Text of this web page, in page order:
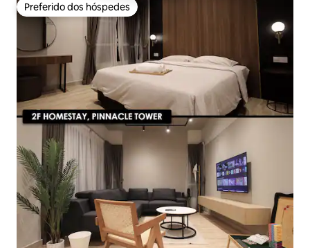
Preferido dos hóspedes
Preferido dos hóspedes